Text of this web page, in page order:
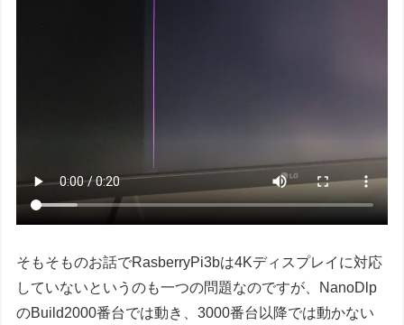
そもそものお話でRasberryPi3bは4Kディスプレイに対応
していないというのも一つの問題なのですが、NanoDlp
のBuild2000番台では動き、3000番台以降では動かない